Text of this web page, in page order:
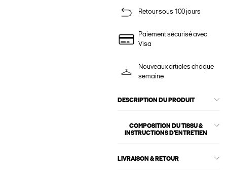
Retour sous 100 jours
Paiement sécurisé avec
Visa
Nouveaux articles chaque
semaine
DESCRIPTION DU PRODUIT
COMPOSITION DU TISSU &
INSTRUCTIONS D'ENTRETIEN
LIVRAISON & RETOUR